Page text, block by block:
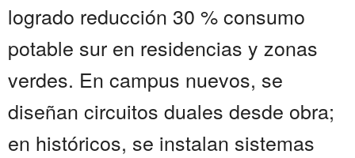
logrado reducción 30 % consumo
potable sur en residencias y zonas
verdes. En campus nuevos, se
diseñan circuitos duales desde obra;
en históricos, se instalan sistemas